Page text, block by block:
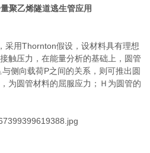
聚乙烯隧道逃生管应用
用Thornton假设，设材料具有理想
触压力，在能量分析的基础上，圆管
侧向载荷P之间的关系，则可推出圆
为圆管材料的屈服应力；Ｈ为圆管的